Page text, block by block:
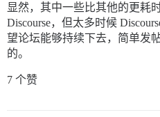
显然，其中一些比其他的更耗
Discourse，但太多时候
望论坛能够持续下去，简单发
的。
7 个赞